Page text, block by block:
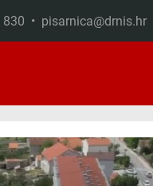
• pisarnica@drnis.hr